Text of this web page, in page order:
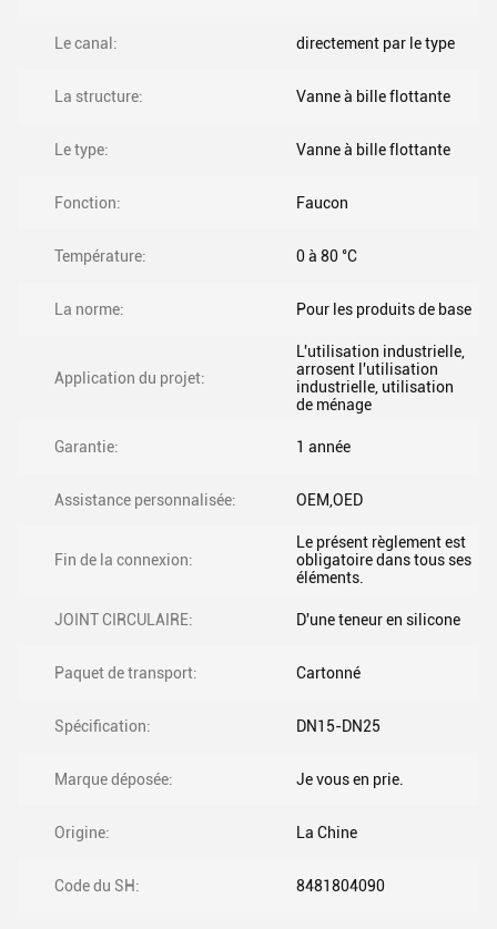
Le canal: directement par le type
La structure: Vanne à bille flottante
Le type: Vanne à bille flottante
Fonction: Faucon
Température: 0 à 80 °C
La norme: Pour les produits de base
Application du projet:
L'utilisation industrielle,
arrosent l'utilisation
industrielle, utilisation
de ménage
Garantie: 1 année
Assistance personnalisée: OEM,OED
Fin de la connexion:
Le présent règlement est
obligatoire dans tous ses
éléments.
JOINT CIRCULAIRE: D'une teneur en silicone
Paquet de transport: Cartonné
Spécification: DN15-DN25
Marque déposée: Je vous en prie.
Origine: La Chine
Code du SH: 8481804090